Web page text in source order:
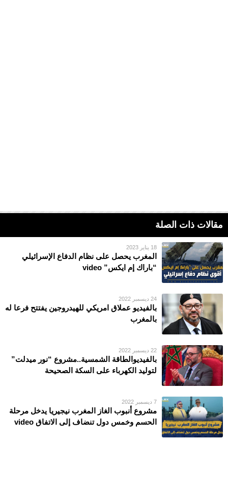
مقالات ذات الصلة
18 يناير 2023
المغرب يحصل على نظام الدفاع الإسرائيلي
“باراك إم ايكس” video
24 ديسمبر 2022
بالفيديو عملاق امريكي للهيدروجين يفتتح فرعا له
بالمغرب
22 ديسمبر 2022
بالفيديوالطاقة الشمسية..مشروع “نور ميدلت”
لتوليد الكهرباء على السكة الصحيحة
7 ديسمبر 2022
مشروع أنبوب الغاز المغرب نيجيريا يدخل مرحلة
الحسم وخمس دول تنضاف إلى الاتفاق video